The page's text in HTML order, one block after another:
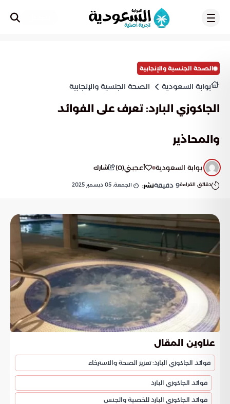
الصحة الجنسية والإنجابية
بوابة السعودية الصحة الجنسية والإنجابية
الجاكوزي البارد: تعرف على الفوائد
والمحاذير
بوابة السعودية أعجبني(
0
) شارك
دقائق القراءة9 دقيقةنشر: الجمعة, 05 ديسمبر 2025
عناوين المقال
فوائد الجاكوزي البارد: تعزيز الصحة والاسترخاء
فوائد الجاكوزي البارد
فوائد الجاكوزي البارد للخصية والجنس